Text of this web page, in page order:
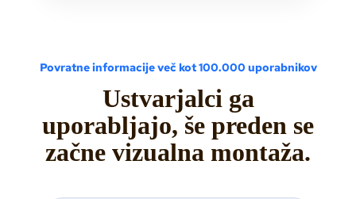
Povratne informacije več kot 100.000 uporabnikov
Ustvarjalci ga
uporabljajo, še preden se
začne vizualna montaža.